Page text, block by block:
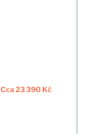
Cca 23 390 Kč